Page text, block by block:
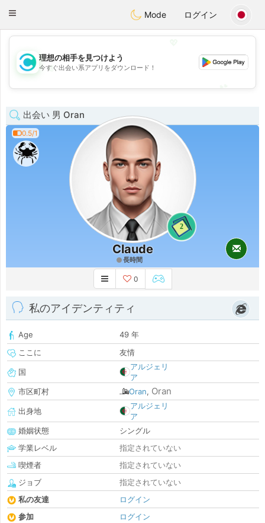
olombiaCitas
Toggle
Mode ログイン
💖
💕
理想の相手を見つけよう
今すぐ出会い系アプリをダウンロード！
出会い 男 Oran
0.5/1
2
Claude
長時間
0
私のアイデンティティ
Age
49 年
ここに
友情
国
アルジェリ
ア
市区町村
Oran, Oran
出身地
アルジェリ
ア
婚姻状態
シングル
学業レベル
指定されていない
喫煙者
指定されていない
ジョブ
指定されていない
私の友達
ログイン
参加
ログイン